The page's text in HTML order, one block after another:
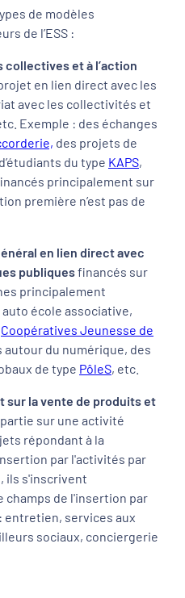
de modèles
de l’ESS :
collectives et à l’action
projet en lien direct avec les
avec les collectivités et
Exemple : des échanges
des projets de
du type KAPS,
principalement sur
première n’est pas de
en lien direct avec
publiquesfinancés sur
principalement
école associative,
Coopératives Jeunesse de
autour du numérique, des
de type PôleS, etc.
sur la vente de produits et
sur une activité
répondant à la
par l'activités par
ils s'inscrivent
champs de l'insertion par
entretien, services aux
sociaux, conciergerie